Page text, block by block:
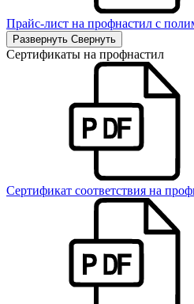
Прайс-лист на профнастил с
Развернуть Свернуть
Сертификаты на профнастил
Сертификат соответствия на